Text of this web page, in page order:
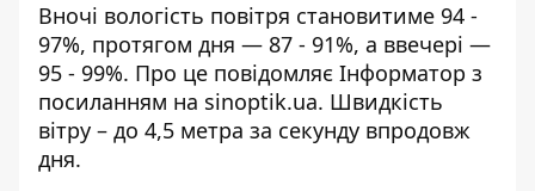
Вночі вологість повітря становитиме 94 -
97%, протягом дня — 87 - 91%, а ввечері —
95 - 99%. Про це повідомляє Інформатор з
посиланням на sinoptik.ua. Швидкість
вітру – до 4,5 метра за секунду впродовж
дня.